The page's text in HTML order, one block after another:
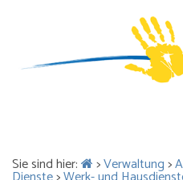
Sie sind hier: >Verwaltung>